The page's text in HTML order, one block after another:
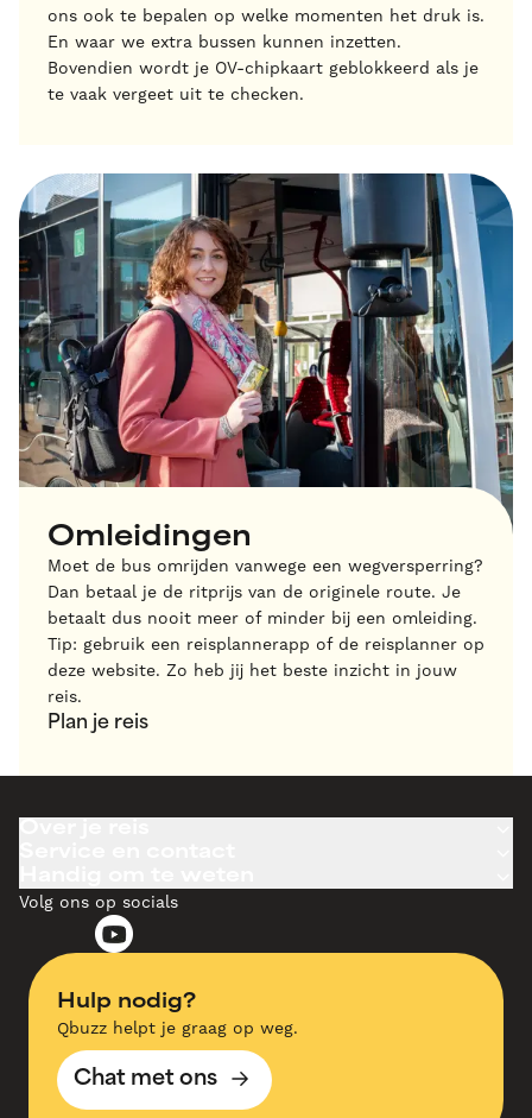
ons ook te bepalen op welke momenten het druk is.
En waar we extra bussen kunnen inzetten.
Bovendien wordt je OV-chipkaart geblokkeerd als je
te vaak vergeet uit te checken.
Omleidingen
Moet de bus omrijden vanwege een wegversperring?
Dan betaal je de ritprijs van de originele route. Je
betaalt dus nooit meer of minder bij een omleiding.
Tip: gebruik een reisplannerapp of de reisplanner op
deze website. Zo heb jij het beste inzicht in jouw
reis.
Plan je reis
Volg ons op socials
Hulp nodig?
Qbuzz helpt je graag op weg.
Chat met ons